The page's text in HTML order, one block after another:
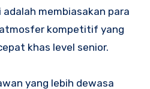
membiasakan para
kompetitif yang
khas level senior.
yang lebih dewasa